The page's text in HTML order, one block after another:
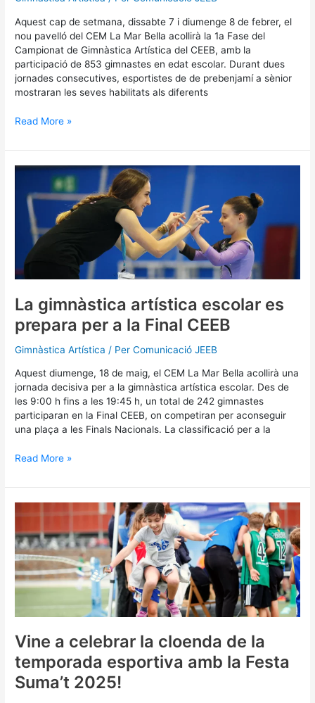
Aquest cap de setmana, dissabte 7 i diumenge 8 de febrer, el
nou pavelló del CEM La Mar Bella acollirà la 1a Fase del
Campionat de Gimnàstica Artística del CEEB, amb la
participació de 853 gimnastes en edat escolar. Durant dues
jornades consecutives, esportistes de de prebenjamí a sènior
mostraran les seves habilitats als diferents
Read More »
La gimnàstica artística escolar es
prepara per a la Final CEEB
Gimnàstica Artística / Per Comunicació JEEB
Aquest diumenge, 18 de maig, el CEM La Mar Bella acollirà una
jornada decisiva per a la gimnàstica artística escolar. Des de
les 9:00 h fins a les 19:45 h, un total de 242 gimnastes
participaran en la Final CEEB, on competiran per aconseguir
una plaça a les Finals Nacionals. La classificació per a la
La
gimnàstica
artística
escolar
prepara
per
a
Final
CEEB
Read More »
Vine a celebrar la cloenda de la
temporada esportiva amb la Festa
Suma’t 2025!
celebrar
la
cloenda
de
temporada
amb
la
Festa
Suma’t
2025!